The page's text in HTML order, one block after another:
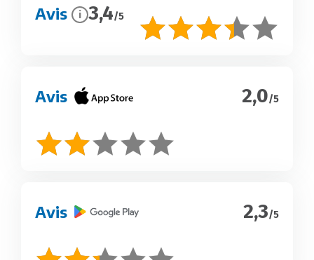
Avis i 3,4/5
Avis 2,0/5
Avis 2,3/5